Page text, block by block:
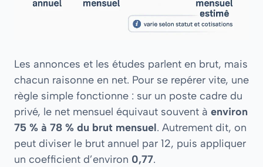
Les annonces et les études parlent en brut, mais
chacun raisonne en net. Pour se repérer vite, une
règle simple fonctionne : sur un poste cadre du
privé, le net mensuel équivaut souvent à environ
75 % à 78 % du brut mensuel. Autrement dit, on
peut diviser le brut annuel par 12, puis appliquer
un coefficient d’environ 0,77.